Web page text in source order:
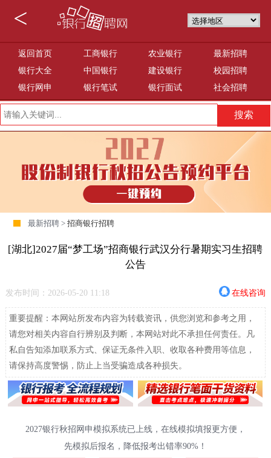
<
返回首页 工商银行 农业银行
最新招聘
银行大全
中国银行 建设银行
校园招聘
银行网申
银行笔试 银行面试 社会招聘
最新招聘 >招商银行招聘
[湖北]2027届“梦工场”招商银行武汉分行暑期实习生招聘
公告
发布时间：2026-05-20 11:18 在线咨询
重要提醒：本网站所发布内容为转载资讯，供您浏览和参考之用，
请您对相关内容自行辨别及判断，本网站对此不承担任何责任。凡
私自告知添加联系方式、保证无条件入职、收取各种费用等信息，
请保持高度警惕，防止上当受骗造成各种损失。
2027银行秋招网申模拟系统已上线，在线模拟填报更方便，
先模拟后报名，降低报考出错率90%！